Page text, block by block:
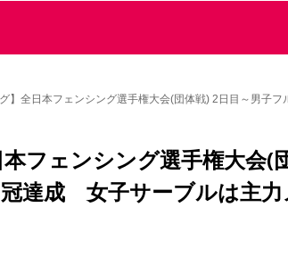
グ】全日本フェンシング選手権大会(団体戦) 2日目～男子
本フェンシング選手権大会(
達成 女子サーブルは主